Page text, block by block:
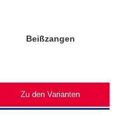
Beißzangen
Zu den Varianten